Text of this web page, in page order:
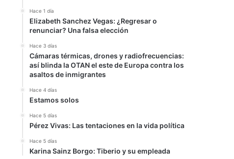
Hace 1 día
Elizabeth Sanchez Vegas: ¿Regresar o
renunciar? Una falsa elección
Hace 3 días
Cámaras térmicas, drones y radiofrecuencias:
así blinda la OTAN el este de Europa contra los
asaltos de inmigrantes
Hace 4 días
Estamos solos
Hace 5 días
Pérez Vivas: Las tentaciones en la vida política
Hace 5 días
Karina Sainz Borgo: Tiberio y su empleada